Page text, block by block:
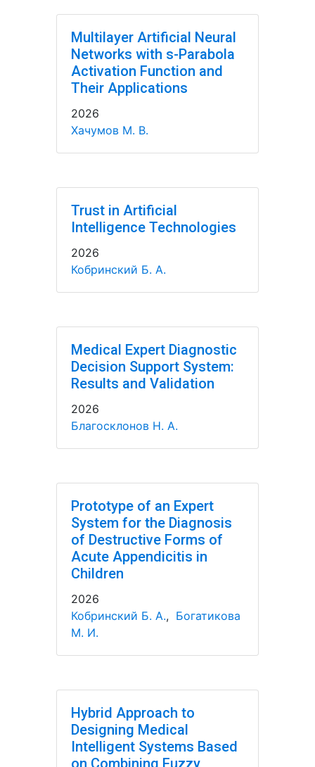
Multilayer Artificial Neural
Networks with s-Parabola
Activation Function and
Their Applications
2026
Хачумов М. В.
Trust in Artificial
Intelligence Technologies
2026
Кобринский Б. А.
Medical Expert Diagnostic
Decision Support System:
Results and Validation
2026
Благосклонов Н. А.
Prototype of an Expert
System for the Diagnosis
of Destructive Forms of
Acute Appendicitis in
Children
2026
Кобринский Б. А., Богатикова
М. И.
Hybrid Approach to
Designing Medical
Intelligent Systems Based
on Combining Fuzzy